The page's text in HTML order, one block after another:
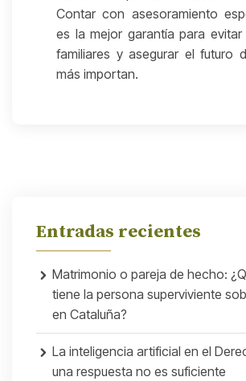
Contar con asesoramiento
es la mejor garantía para
familiares y asegurar el futuro
más importan.
Entradas recientes
Matrimonio o pareja de hecho:
tiene la persona superviviente
en Cataluña?
La inteligencia artificial en el
una respuesta no es suficiente